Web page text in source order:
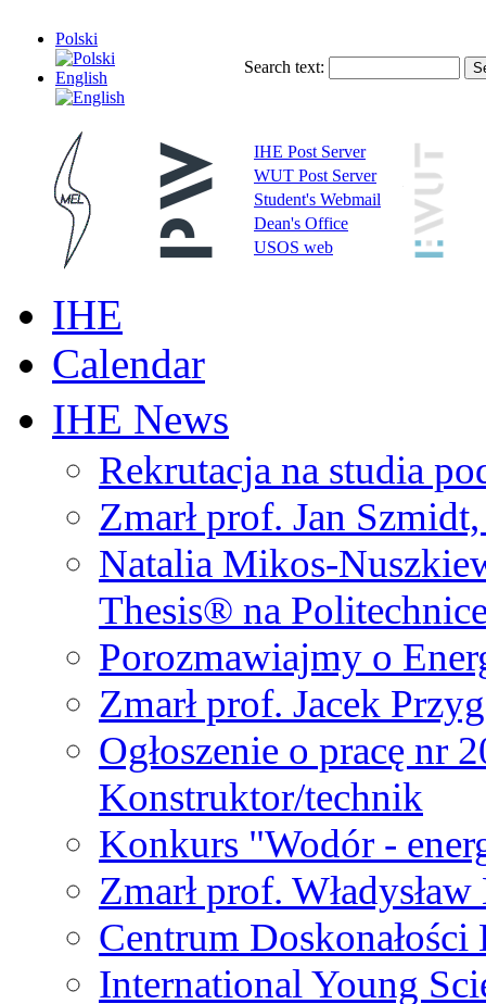
Polski
English
Search text:
IHE Post Server
WUT Post Server
Student's Webmail
Dean's Office
USOS web
IHE
Calendar
IHE News
Rekrutacja na studia
Zmarł prof. Jan
Natalia Mikos-
Thesis® na
Porozmawiajmy o
Zmarł prof. Jacek
Ogłoszenie o pracę nr
Konstruktor/technik
Konkurs "Wodór -
Zmarł prof.
Centrum
International Young